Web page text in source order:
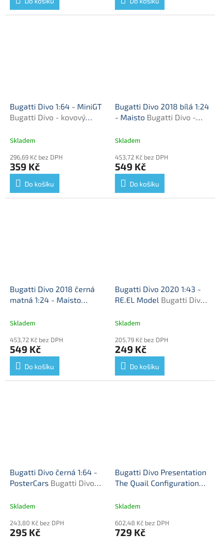
Bugatti Divo 1:64 - MiniGT
Bugatti Divo - kovový
Skladem
296,69 Kč bez DPH
359 Kč
Do košíku
Bugatti Divo 2018 bílá 1:24
- Maisto Bugatti Divo -
Skladem
453,72 Kč bez DPH
549 Kč
Do košíku
Bugatti Divo 2018 černá
matná 1:24 - Maisto
model
Skladem
453,72 Kč bez DPH
549 Kč
Do košíku
Bugatti Divo 2020 1:43 -
RE.EL Model Bugatti Divo -
Skladem
205,79 Kč bez DPH
249 Kč
Do košíku
Bugatti Divo černá 1:64 -
PosterCars Bugatti Divo
Collection - kovový model
Skladem
243,80 Kč bez DPH
295 Kč
Bugatti Divo Presentation
The Quail Configuration
Divo - kovový model auta
Skladem
602,48 Kč bez DPH
729 Kč